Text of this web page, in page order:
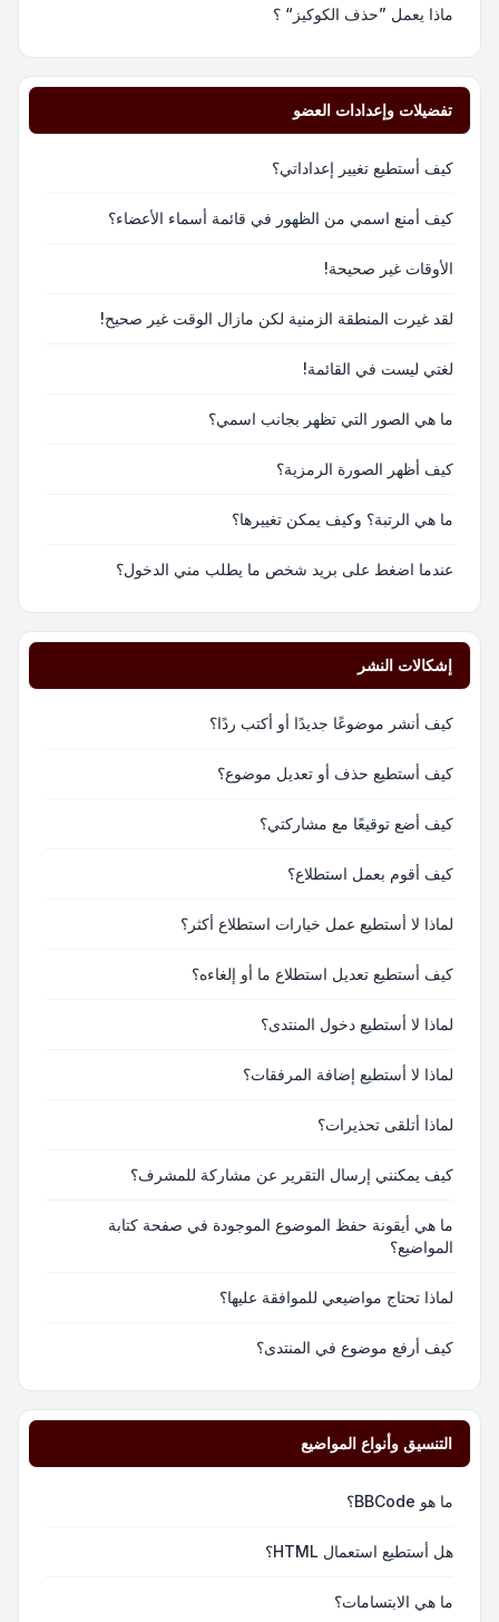
ماذا يعمل ”حذف الكوكيز“ ؟
تفضيلات وإعدادات العضو
كيف أستطيع تغيير إعداداتي؟
كيف أمنع اسمي من الظهور في قائمة أسماء الأعضاء؟
الأوقات غير صحيحة!
لقد غيرت المنطقة الزمنية لكن مازال الوقت غير صحيح!
لغتي ليست في القائمة!
ما هي الصور التي تظهر بجانب اسمي؟
كيف أظهر الصورة الرمزية؟
ما هي الرتبة؟ وكيف يمكن تغييرها؟
عندما اضغط على بريد شخص ما يطلب مني الدخول؟
إشكالات النشر
كيف أنشر موضوعًا جديدًا أو أكتب ردًا؟
كيف أستطيع حذف أو تعديل موضوع؟
كيف أضع توقيعًا مع مشاركتي؟
كيف أقوم بعمل استطلاع؟
لماذا لا أستطيع عمل خيارات استطلاع أكثر؟
كيف أستطيع تعديل استطلاع ما أو إلغاءه؟
لماذا لا أستطيع دخول المنتدى؟
لماذا لا أستطيع إضافة المرفقات؟
لماذا أتلقى تحذيرات؟
كيف يمكنني إرسال التقرير عن مشاركة للمشرف؟
ما هي أيقونة حفظ الموضوع الموجودة في صفحة كتابة
المواضيع؟
لماذا تحتاج مواضيعي للموافقة عليها؟
كيف أرفع موضوع في المنتدى؟
التنسيق وأنواع المواضيع
ما هو BBCode؟
هل أستطيع استعمال HTML؟
ما هي الابتسامات؟